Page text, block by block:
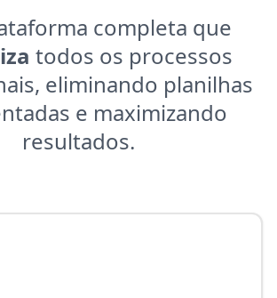
completa que
todos os processos
eliminando planilhas
e maximizando
resultados.